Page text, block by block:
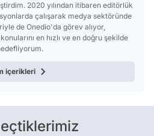
2020 yılından itibaren editörlük
çalışarak medya sektöründe
de Onedio'da görev alıyor,
en hızlı ve en doğru şekilde
içerikleri